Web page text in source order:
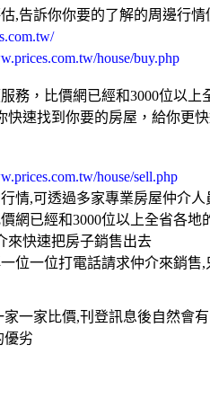
,告訴你你要的了解的周邊行情
house/buy.php
務，比價網已經和3000位以
快速找到你要的房屋，給你更
house/sell.php
情,可透過多家專業房屋仲介
網已經和3000位以上全省各
來快速把房子銷售出去
位一位打電話請求仲介來銷
一家比價,刊登訊息後自然會
優劣